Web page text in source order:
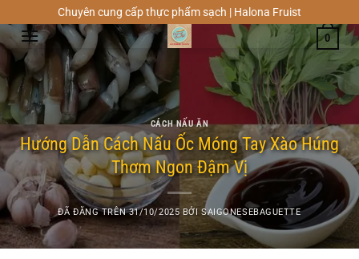
đến
nội
dung
Chuyên cung cấp thực phẩm sạch | Halona Fruist
0
CÁCH NẤU ĂN
Hướng Dẫn Cách Nấu Ốc Móng Tay Xào Húng
Thơm Ngon Đậm Vị
ĐÃ ĐĂNG TRÊN31/10/2025 BỞISAIGONESEBAGUETTE